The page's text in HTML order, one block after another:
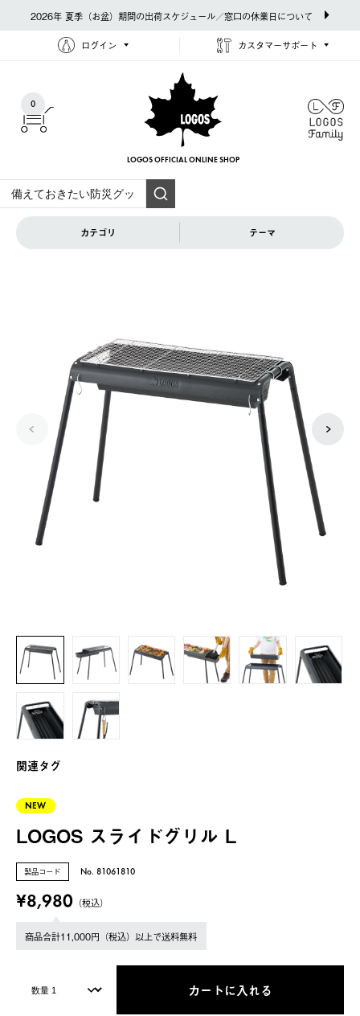
2026年 夏季（お盆）期間の出荷スケジュール／窓口の休業日について
ログイン カスタマーサポート
0
LOGOS OFFICIAL ONLINE SHOP
カテゴリ テーマ
関連タグ
NEW
LOGOS スライドグリル L
製品コード No. 81061810
¥8,980 （税込）
商品合計11,000円（税込）以上で送料無料
カートに入れる